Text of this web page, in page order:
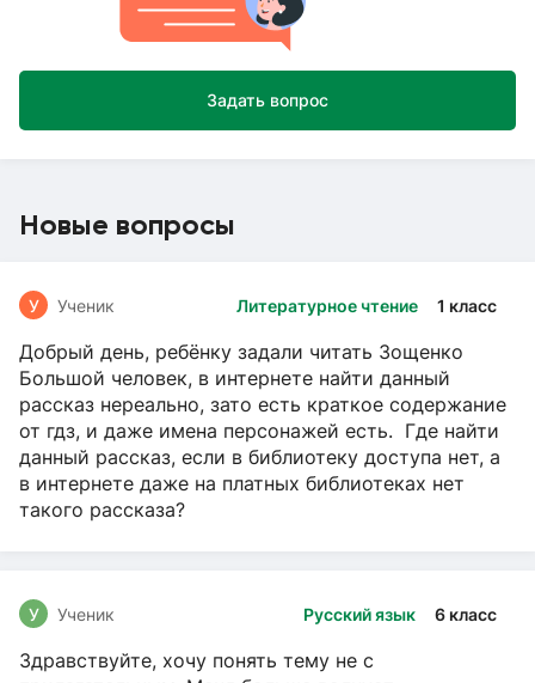
Задать вопрос
Новые вопросы
Литературное чтение 1 класс
У Ученик
Добрый день, ребёнку задали читать Зощенко
Большой человек, в интернете найти данный
рассказ нереально, зато есть краткое содержание
от гдз, и даже имена персонажей есть. Где найти
данный рассказ, если в библиотеку доступа нет, а
в интернете даже на платных библиотеках нет
такого рассказа?
Русский язык 6 класс
У Ученик
Здравствуйте, хочу понять тему не с